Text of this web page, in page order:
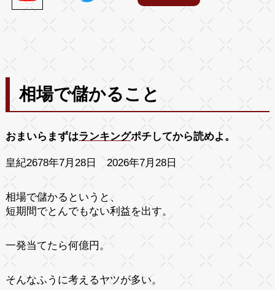
相場で儲かること
おまいらまずはランキングポチしてから読めよ。
皇紀2678年7月28日 2026年7月28日
相場で儲かるというと、
短期間でとんでもない利益を出す。
一発当てたら何億円。
そんなふうに考えるヤツが多い。